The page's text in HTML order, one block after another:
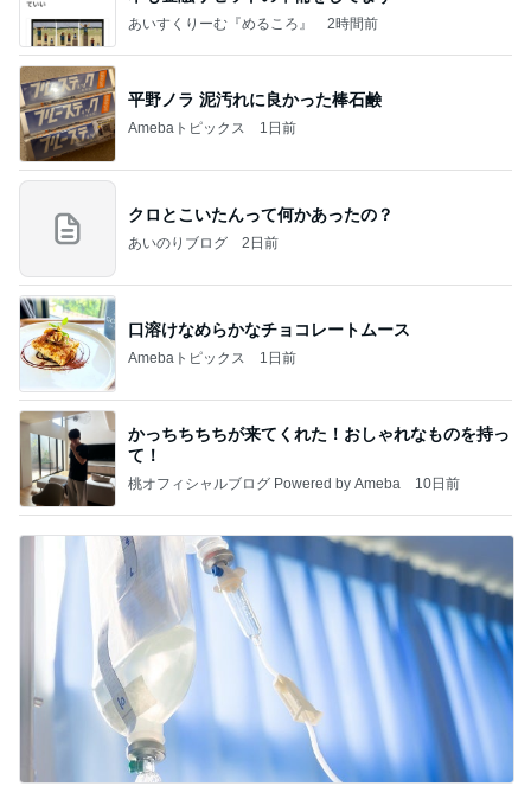
あいすくりーむ『めるころ』 2時間前
平野ノラ 泥汚れに良かった棒石鹸
Amebaトピックス 1日前
クロとこいたんって何かあったの？
あいのりブログ 2日前
口溶けなめらかなチョコレートムース
Amebaトピックス 1日前
かっちちちちが来てくれた！おしゃれなものを持っ
て！
桃オフィシャルブログ Powered by Ameba 10日前